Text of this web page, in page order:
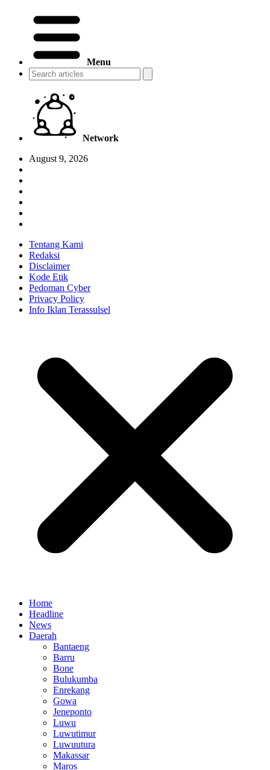
Menu
Network
August 9, 2026
Tentang Kami
Redaksi
Disclaimer
Kode Etik
Pedoman Cyber
Privacy Policy
Info Iklan Terassulsel
Home
Headline
News
Daerah
Bantaeng
Barru
Bone
Bulukumba
Enrekang
Gowa
Jeneponto
Luwu
Luwutimur
Luwuutura
Makassar
Maros